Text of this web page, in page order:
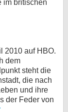
im britischen
2010 auf HBO.
dem
steht die
die nach
und ihre
der Feder von